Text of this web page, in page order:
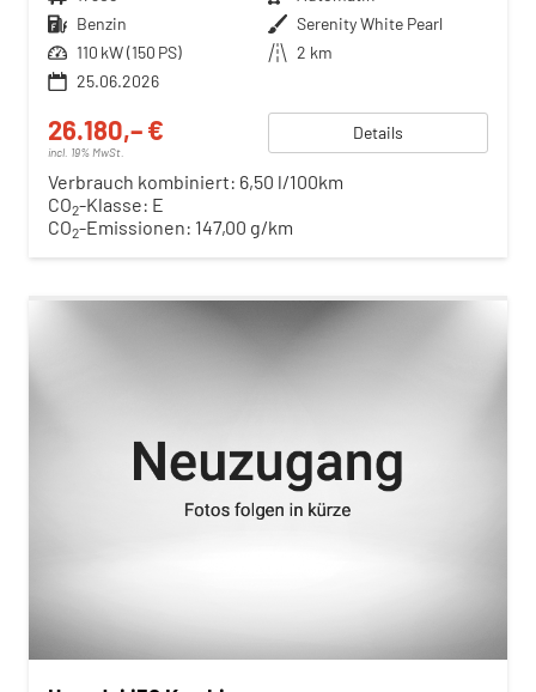
Kraftstoff Benzin Außenfarbe Serenity White Pearl
Leistung 110 kW (150 PS) Kilometerstand 2 km
25.06.2026
26.180,– €
incl. 19% MwSt.
Details
Verbrauch kombiniert: 6,50 l/100km
CO2-Klasse: E
CO2-Emissionen: 147,00 g/km